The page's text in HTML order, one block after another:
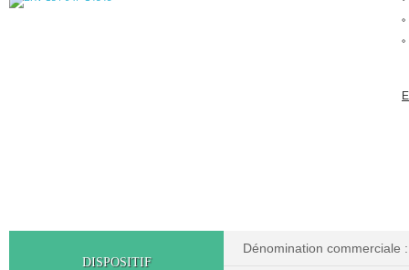
DISPOSITIF
Dénomination commerciale :